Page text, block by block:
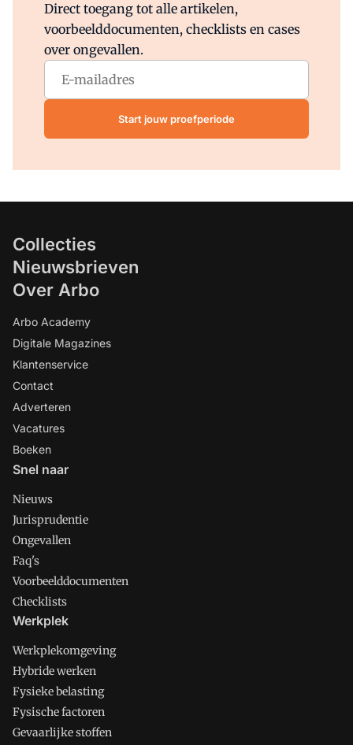
Direct toegang tot alle artikelen,
voorbeelddocumenten, checklists en cases
over ongevallen.
Start jouw proefperiode
Collecties
Nieuwsbrieven
Over Arbo
Arbo Academy
Digitale Magazines
Klantenservice
Contact
Adverteren
Vacatures
Boeken
Snel naar
Nieuws
Jurisprudentie
Ongevallen
Faq's
Voorbeelddocumenten
Checklists
Werkplek
Werkplekomgeving
Hybride werken
Fysieke belasting
Fysische factoren
Gevaarlijke stoffen